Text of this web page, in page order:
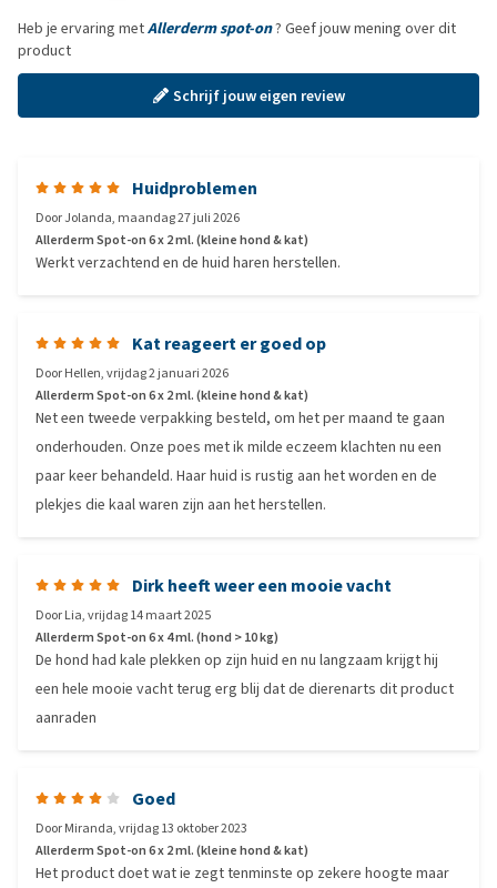
Heb je ervaring metAllerderm spot-on? Geef jouw mening over dit
product
Schrijf jouw eigen review
Huidproblemen
DoorJolanda, maandag 27 juli 2026
Allerderm Spot-on 6 x 2 ml. (kleine hond & kat)
Werkt verzachtend en de huid haren herstellen.
Kat reageert er goed op
DoorHellen,vrijdag 2 januari 2026
Allerderm Spot-on 6 x 2 ml. (kleine hond & kat)
Net een tweede verpakking besteld, om het per maand te gaan
onderhouden. Onze poes met ik milde eczeem klachten nu een
paar keer behandeld. Haar huid is rustig aan het worden en de
plekjes die kaal waren zijn aan het herstellen.
Dirk heeft weer een mooie vacht
DoorLia,vrijdag 14 maart 2025
Allerderm Spot-on 6 x 4 ml. (hond > 10 kg)
De hond had kale plekken op zijn huid en nu langzaam krijgt hij
een hele mooie vacht terug erg blij dat de dierenarts dit product
aanraden
Goed
DoorMiranda,vrijdag 13 oktober 2023
Allerderm Spot-on 6 x 2 ml. (kleine hond & kat)
Het product doet wat ie zegt tenminste op zekere hoogte maar